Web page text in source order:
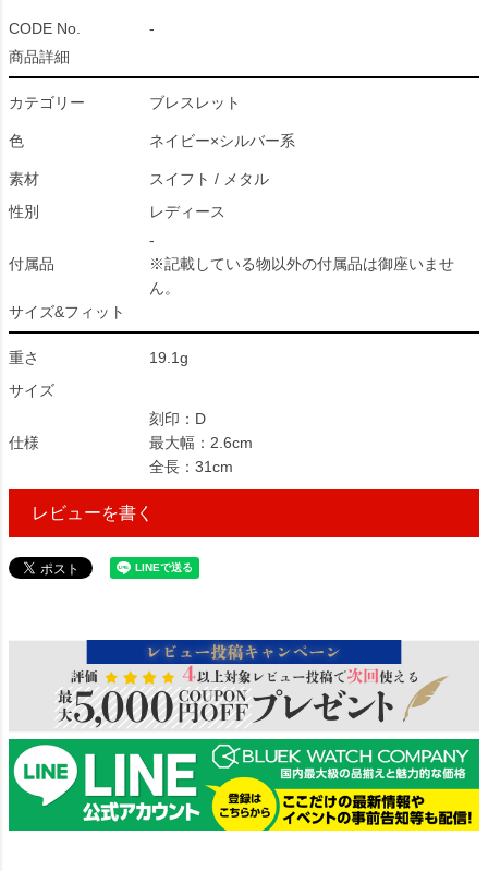
CODE No.
-
商品詳細
カテゴリー ブレスレット
色 ネイビー×シルバー系
素材
スイフト / メタル
性別
レディース
付属品
-
※記載している物以外の付属品は御座いませ
ん。
サイズ&フィット
重さ
19.1g
サイズ
仕様
刻印：D
最大幅：2.6cm
全長：31cm
レビューを書く